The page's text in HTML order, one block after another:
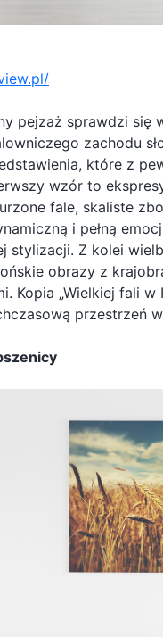
pejzaż sprawdzi się
zachodu
które z
wzór to
fale, skaliste
i pełną
stylizacji. Z kolei
obrazy z
Kopia „Wielkiej fali w
przestrzeń